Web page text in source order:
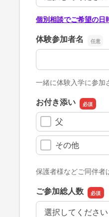
個別相談でご希望の日
体験参加者名
体験参加者名
一緒に体験入学に参加
お付き添い
父
その他
保護者様などご同伴者
ご参加総人数
ご参加総人数